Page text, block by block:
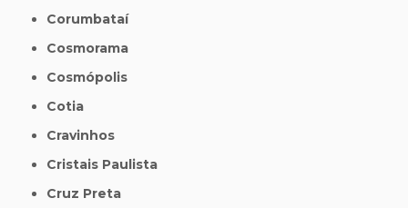
Corumbataí
Cosmorama
Cosmópolis
Cotia
Cravinhos
Cristais Paulista
Cruz Preta